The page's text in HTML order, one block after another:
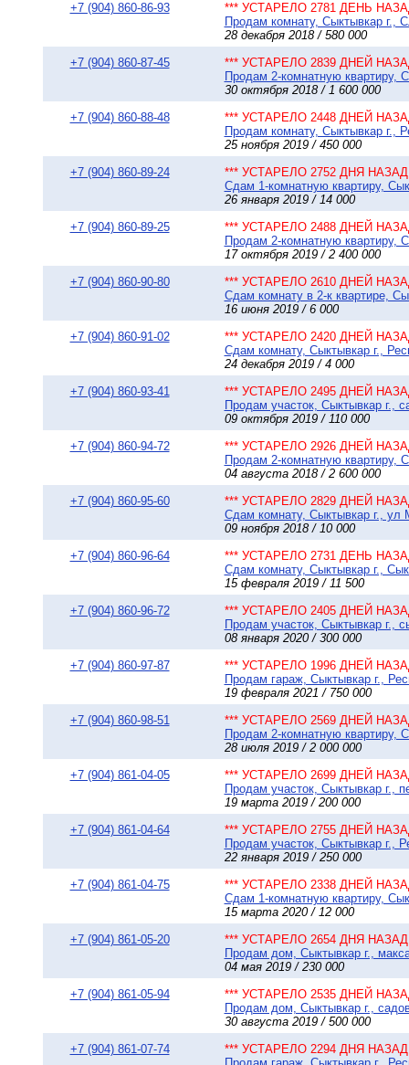
+7 (904) 860-86-93
*** УСТАРЕЛО 2781 ДЕНЬ
Продам комнату, Сыктывкар г.,
28 декабря 2018 / 580 000
+7 (904) 860-87-45
*** УСТАРЕЛО 2839 ДНЕЙ
Продам 2-комнатную квартиру,
30 октября 2018 / 1 600 000
+7 (904) 860-88-48
*** УСТАРЕЛО 2448 ДНЕЙ
Продам комнату, Сыктывкар г.,
25 ноября 2019 / 450 000
+7 (904) 860-89-24
*** УСТАРЕЛО 2752 ДНЯ НАЗАД
Сдам 1-комнатную квартиру,
26 января 2019 / 14 000
+7 (904) 860-89-25
*** УСТАРЕЛО 2488 ДНЕЙ
Продам 2-комнатную квартиру,
17 октября 2019 / 2 400 000
+7 (904) 860-90-80
*** УСТАРЕЛО 2610 ДНЕЙ
Сдам комнату в 2-к квартире,
16 июня 2019 / 6 000
+7 (904) 860-91-02
*** УСТАРЕЛО 2420 ДНЕЙ
Сдам комнату, Сыктывкар г.,
24 декабря 2019 / 4 000
+7 (904) 860-93-41
*** УСТАРЕЛО 2495 ДНЕЙ
Продам участок, Сыктывкар г.,
09 октября 2019 / 110 000
+7 (904) 860-94-72
*** УСТАРЕЛО 2926 ДНЕЙ
Продам 2-комнатную квартиру,
04 августа 2018 / 2 600 000
+7 (904) 860-95-60
*** УСТАРЕЛО 2829 ДНЕЙ
Сдам комнату, Сыктывкар г., ул
09 ноября 2018 / 10 000
+7 (904) 860-96-64
*** УСТАРЕЛО 2731 ДЕНЬ
Сдам комнату, Сыктывкар г.,
15 февраля 2019 / 11 500
+7 (904) 860-96-72
*** УСТАРЕЛО 2405 ДНЕЙ
Продам участок, Сыктывкар г.,
08 января 2020 / 300 000
+7 (904) 860-97-87
*** УСТАРЕЛО 1996 ДНЕЙ
Продам гараж, Сыктывкар г.,
19 февраля 2021 / 750 000
+7 (904) 860-98-51
*** УСТАРЕЛО 2569 ДНЕЙ
Продам 2-комнатную квартиру,
28 июля 2019 / 2 000 000
+7 (904) 861-04-05
*** УСТАРЕЛО 2699 ДНЕЙ
Продам участок, Сыктывкар г.,
19 марта 2019 / 200 000
+7 (904) 861-04-64
*** УСТАРЕЛО 2755 ДНЕЙ
Продам участок, Сыктывкар г.,
22 января 2019 / 250 000
+7 (904) 861-04-75
*** УСТАРЕЛО 2338 ДНЕЙ
Сдам 1-комнатную квартиру,
15 марта 2020 / 12 000
+7 (904) 861-05-20
*** УСТАРЕЛО 2654 ДНЯ НАЗАД
Продам дом, Сыктывкар г.,
04 мая 2019 / 230 000
+7 (904) 861-05-94
*** УСТАРЕЛО 2535 ДНЕЙ
Продам дом, Сыктывкар г.,
30 августа 2019 / 500 000
+7 (904) 861-07-74
*** УСТАРЕЛО 2294 ДНЯ НАЗАД